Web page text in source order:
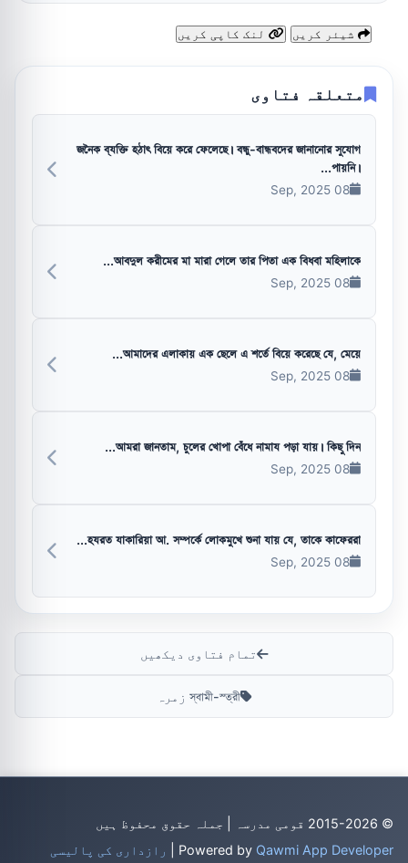
متعلقہ فتاوی
জনৈক ব্যক্তি হঠাৎ বিয়ে করে ফেলেছে। বন্ধু-বান্ধবদের জানানোর সুযোগ
পায়নি।...
08 Sep, 2025
আবদুল করীমের মা মারা গেলে তার পিতা এক বিধবা মহিলাকে...
08 Sep, 2025
আমাদের এলাকায় এক ছেলে এ শর্তে বিয়ে করেছে যে, মেয়ে...
08 Sep, 2025
আমরা জানতাম, চুলের খোপা বেঁধে নামায পড়া যায়। কিছু দিন...
08 Sep, 2025
হযরত যাকারিয়া আ. সম্পর্কে লোকমুখে শুনা যায় যে, তাকে কাফেররা...
08 Sep, 2025
تمام فتاوی دیکھیں
স্বামী-স্ত্রী زمرہ
© 2015-2026 قومی مدرسہ | جملہ حقوق محفوظ ہیں
Powered by Qawmi App Developer رازداری کی پالیسی